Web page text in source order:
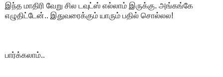
இந்த மாதிரி வேறு சில டவுட்ஸ் எல்லாம் இருக்கு. அங்கங்கே
எழுதிட்டேன்.. இதுவரைக்கும் யாரும் பதில் சொல்லல!
பார்க்கலாம்..